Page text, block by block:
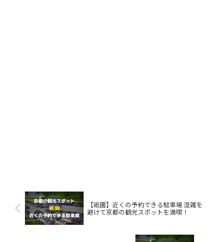
【祇園】近くの予約できる駐車場 混雑を
避けて京都の観光スポットを満喫！